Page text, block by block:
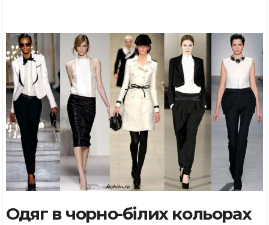
Одяг в чорно-білих кольорах